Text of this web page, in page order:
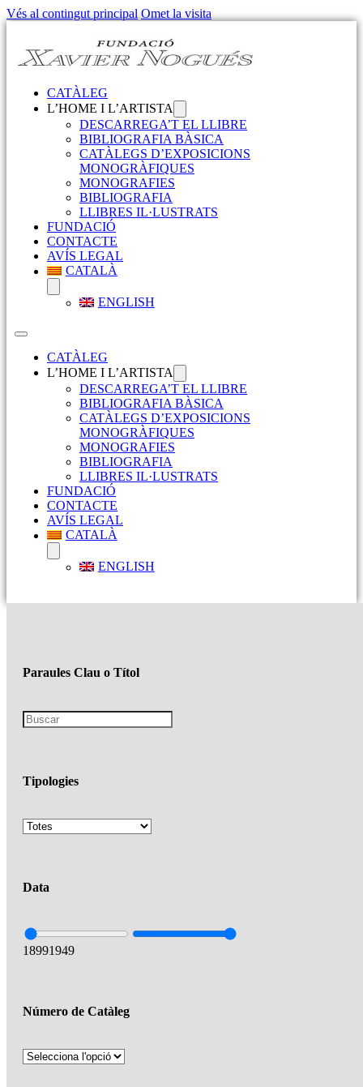
Vés al contingut principal Omet la visita
CATÀLEG
L’HOME I L’ARTISTA
DESCARREGA’T EL LLIBRE
BIBLIOGRAFIA BÀSICA
CATÀLEGS D’EXPOSICIONS
MONOGRÀFIQUES
MONOGRAFIES
BIBLIOGRAFIA
LLIBRES IL·LUSTRATS
FUNDACIÓ
CONTACTE
AVÍS LEGAL
CATALÀ
ENGLISH
CATÀLEG
L’HOME I L’ARTISTA
DESCARREGA’T EL LLIBRE
BIBLIOGRAFIA BÀSICA
CATÀLEGS D’EXPOSICIONS
MONOGRÀFIQUES
MONOGRAFIES
BIBLIOGRAFIA
LLIBRES IL·LUSTRATS
FUNDACIÓ
CONTACTE
AVÍS LEGAL
CATALÀ
ENGLISH
Paraules Clau o Títol
Tipologies
Data
18991949
Número de Catàleg